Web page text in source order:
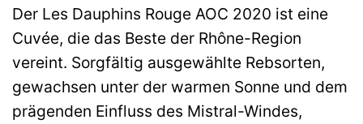
Der Les Dauphins Rouge AOC 2020 ist eine
Cuvée, die das Beste der Rhône-Region
vereint. Sorgfältig ausgewählte Rebsorten,
gewachsen unter der warmen Sonne und dem
prägenden Einfluss des Mistral-Windes,